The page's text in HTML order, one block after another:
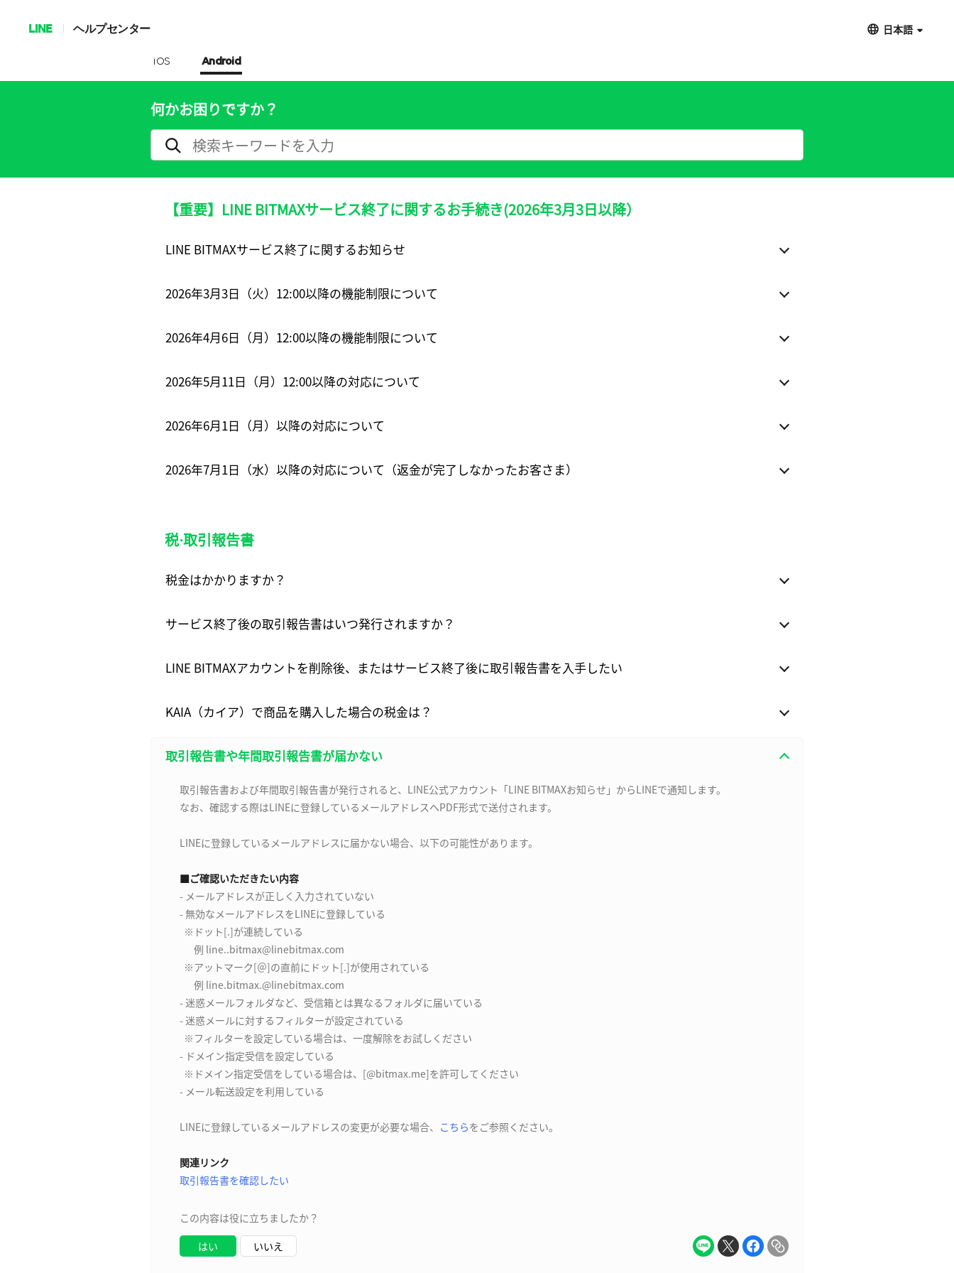
LINE ヘルプセンター 日本語
iOS Android
何かお困りですか？
【重要】LINE BITMAXサービス終了に関するお手続き(2026年3月3日以降）
LINE BITMAXサービス終了に関するお知らせ
2026年3月3日（火）12:00以降の機能制限について
2026年4月6日（月）12:00以降の機能制限について
2026年5月11日（月）12:00以降の対応について
2026年6月1日（月）以降の対応について
2026年7月1日（水）以降の対応について（返金が完了しなかったお客さま）
税⋅取引報告書
税金はかかりますか？
サービス終了後の取引報告書はいつ発行されますか？
LINE BITMAXアカウントを削除後、またはサービス終了後に取引報告書を入手したい
KAIA（カイア）で商品を購入した場合の税金は？
取引報告書や年間取引報告書が届かない
取引報告書および年間取引報告書が発行されると、LINE公式アカウント「LINE BITMAXお知らせ」からLINEで通知します。
なお、確認する際はLINEに登録しているメールアドレスへPDF形式で送付されます。
LINEに登録しているメールアドレスに届かない場合、以下の可能性があります。
■ご確認いただきたい内容
- メールアドレスが正しく入力されていない
- 無効なメールアドレスをLINEに登録している
※ドット[.]が連続している
例 line..bitmax@linebitmax.com
※アットマーク[＠]の直前にドット[.]が使用されている
例 line.bitmax.@linebitmax.com
- 迷惑メールフォルダなど、受信箱とは異なるフォルダに届いている
- 迷惑メールに対するフィルターが設定されている
※フィルターを設定している場合は、一度解除をお試しください
- ドメイン指定受信を設定している
※ドメイン指定受信をしている場合は、[@bitmax.me]を許可してください
- メール転送設定を利用している
LINEに登録しているメールアドレスの変更が必要な場合、 こちらをご参照ください。
関連リンク
取引報告書を確認したい
この内容は役に立ちましたか？
はい
いいえ
リンクをコピーしました